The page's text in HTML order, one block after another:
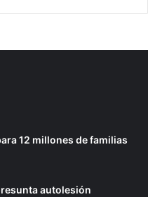
12 millones de familias
autolesión